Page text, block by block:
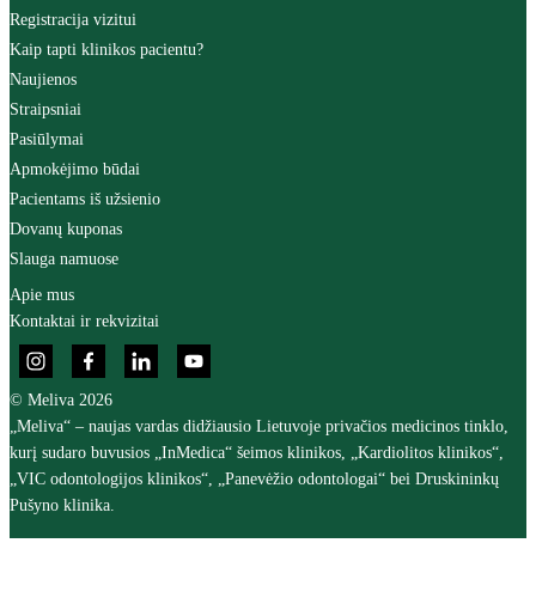
Registracija vizitui
Kaip tapti klinikos pacientu?
Naujienos
Straipsniai
Pasiūlymai
Apmokėjimo būdai
Pacientams iš užsienio
Dovanų kuponas
Slauga namuose
Apie mus
Kontaktai ir rekvizitai
© Meliva 2026
„Meliva“ – naujas vardas didžiausio Lietuvoje privačios medicinos tinklo,
kurį sudaro buvusios „InMedica“ šeimos klinikos, „Kardiolitos klinikos“,
„VIC odontologijos klinikos“, „Panevėžio odontologai“ bei Druskininkų
Pušyno klinika.